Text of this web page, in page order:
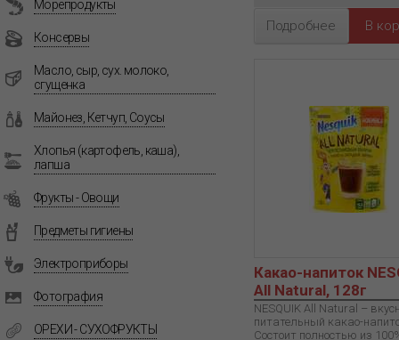
Морепродукты
Консервы
Масло, сыр, сух. молоко,
сгущенка
Майонез, Кетчуп, Соусы
Хлопья (картофель, каша),
лапша
Фрукты - Овощи
Предметы гигиены
Электроприборы
Фотография
ОРЕХИ - СУХОФРУКТЫ
Подробнее
Какао-напиток
All Natural, 128г
NESQUIK All Natural –
питательный какао-
Состоит полностью из